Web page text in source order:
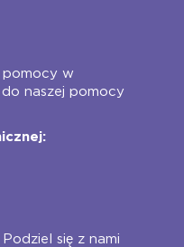
pomocy w
do naszej pomocy
się z nami